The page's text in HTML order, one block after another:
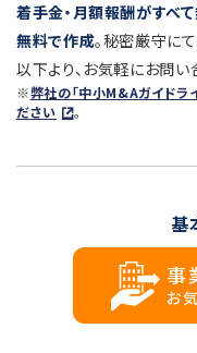
着手金・月額報酬がすべ
無料で作成。秘密厳守に
以下より、お気軽にお問い
※弊社の「中小M&Aガイドラ
ださい
。
基
事
お